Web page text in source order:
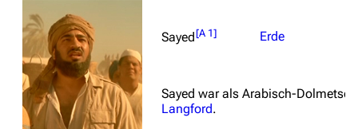
Sayed [A 1] Erde
Sayed war als Arabisch-
Langford.